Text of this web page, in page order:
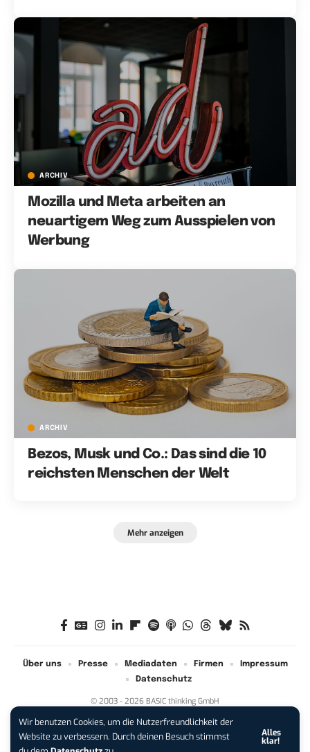
Wir benutzen Cookies, um die Nutzerfreundlichkeit der
Website zu verbessern. Durch deinen Besuch stimmst
Alles
klar!
ARCHIV
Mozilla und Meta arbeiten an
neuartigem Weg zum Ausspielen von
Werbung
ARCHIV
Bezos, Musk und Co.: Das sind die 10
reichsten Menschen der Welt
Mehr anzeigen
© 2003 - 2026 BASIC thinking GmbH
Über uns Presse Mediadaten Firmen
Impressum
Datenschutz
iPhone 17 Pro sichern:Für 1 € +
200 € Hardware-Bonus!